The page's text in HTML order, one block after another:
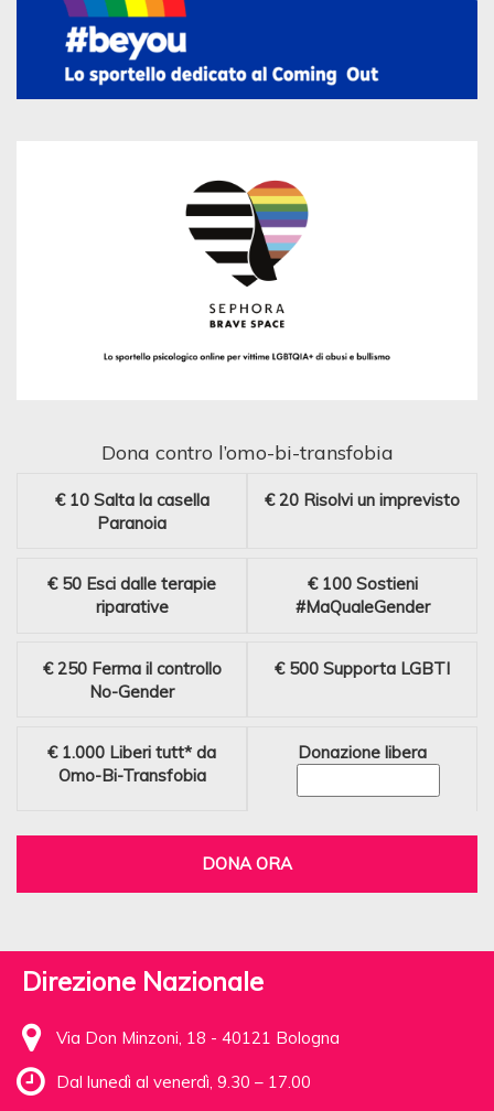
Dona contro l’omo-bi-transfobia
€ 10 Salta la casella
Paranoia
€ 20 Risolvi un imprevisto
€ 50 Esci dalle terapie
riparative
€ 100 Sostieni
#MaQualeGender
€ 250 Ferma il controllo
No-Gender
€ 500 Supporta LGBTI
€ 1.000 Liberi tutt* da
Omo-Bi-Transfobia
Donazione libera
DONA ORA
Direzione Nazionale
Via Don Minzoni, 18 - 40121 Bologna
Dal lunedì al venerdì, 9.30 – 17.00